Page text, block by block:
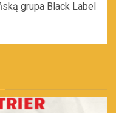
grupa Black Label